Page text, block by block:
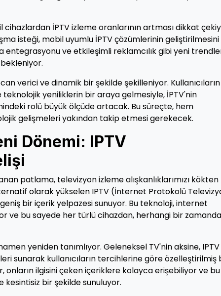
cihazlardan İPTV izleme oranlarının artması dikkat
isteği, mobil uyumlu İPTV çözümlerinin
entegrasyonu ve etkileşimli reklamcılık gibi yeni
verici ve dinamik bir şekilde şekilleniyor. Kullanıcıların
yeniliklerin bir araya gelmesiyle, İPTV'nin
rolü büyük ölçüde artacak. Bu süreçte, hem
gelişmeleri yakından takip etmesi gerekecek.
Dönemi: IPTV
patlama, televizyon izleme alışkanlıklarımızı kökten
olarak yükselen IPTV (İnternet Protokolü
bir içerik yelpazesi sunuyor. Bu teknoloji, internet
ve bu sayede her türlü cihazdan, herhangi bir zamanda
yeniden tanımlıyor. Geleneksel TV'nin aksine, IPTV
sunarak kullanıcıların tercihlerine göre özelleştirilmiş
onların ilgisini çeken içeriklere kolayca erişebiliyor ve bu
bir şekilde sunuluyor.